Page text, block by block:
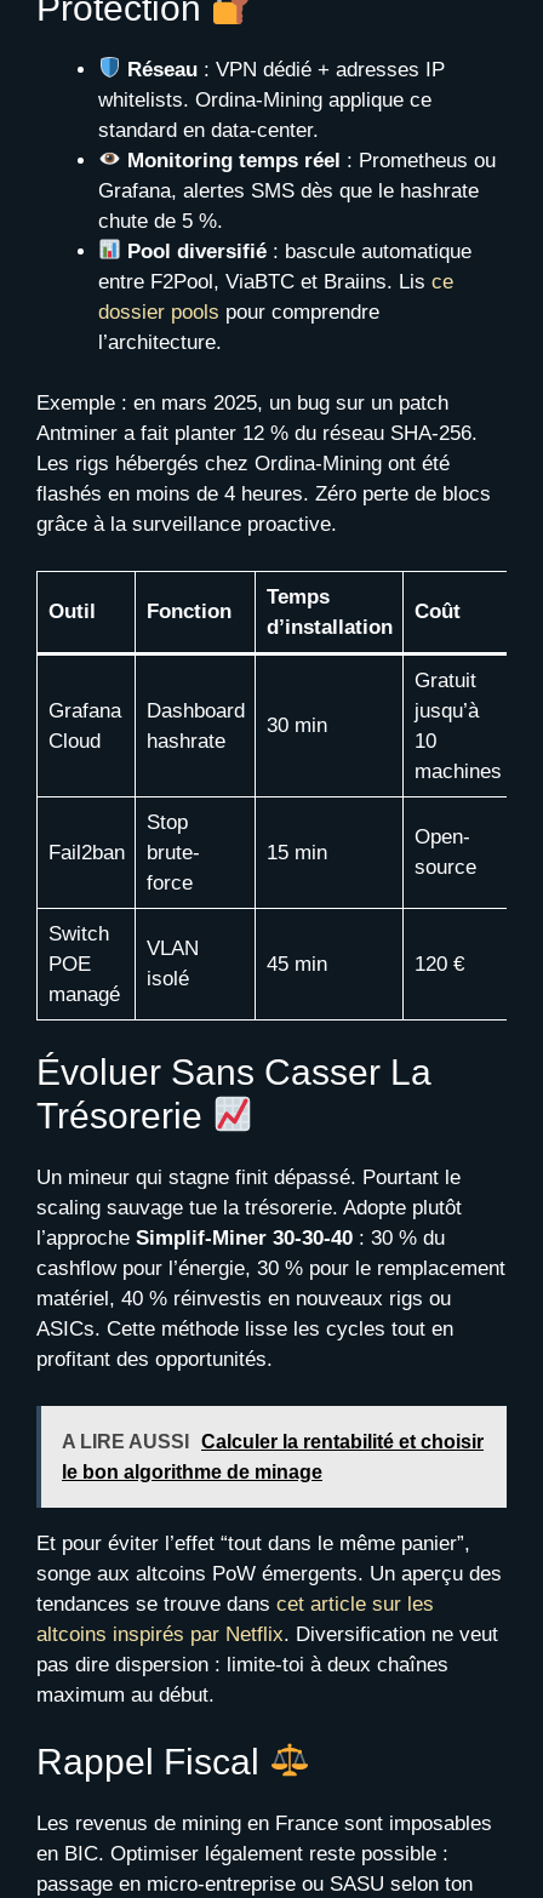
Réseau : VPN dédié + adresses IP
whitelists. Ordina-Mining applique ce
standard en data-center.
Monitoring temps réel : Prometheus ou
Grafana, alertes SMS dès que le hashrate
chute de 5 %.
Pool diversifié : bascule automatique
entre F2Pool, ViaBTC et Braiins. Lis ce
dossier pools pour comprendre
l’architecture.
Exemple : en mars 2025, un bug sur un patch
Antminer a fait planter 12 % du réseau SHA-256.
Les rigs hébergés chez Ordina-Mining ont été
flashés en moins de 4 heures. Zéro perte de blocs
grâce à la surveillance proactive.
Outil Fonction
Temps
d’installation
Coût
Grafana
Cloud
Dashboard
hashrate
30 min
Gratuit
jusqu’à
10
machines
Fail2ban
Stop
brute-
force
15 min
Open-
source
Switch
POE
managé
VLAN
isolé
45 min 120 €
Évoluer Sans Casser La
Trésorerie
Un mineur qui stagne finit dépassé. Pourtant le
scaling sauvage tue la trésorerie. Adopte plutôt
l’approche Simplif-Miner 30-30-40 : 30 % du
cashflow pour l’énergie, 30 % pour le remplacement
matériel, 40 % réinvestis en nouveaux rigs ou
ASICs. Cette méthode lisse les cycles tout en
profitant des opportunités.
A LIRE AUSSI
Calculer la rentabilité et choisir
le bon algorithme de minage
Et pour éviter l’effet “tout dans le même panier”,
songe aux altcoins PoW émergents. Un aperçu des
tendances se trouve dans cet article sur les
altcoins inspirés par Netflix. Diversification ne veut
pas dire dispersion : limite-toi à deux chaînes
maximum au début.
Rappel Fiscal
Les revenus de mining en France sont imposables
en BIC. Optimiser légalement reste possible :
passage en micro-entreprise ou SASU selon ton